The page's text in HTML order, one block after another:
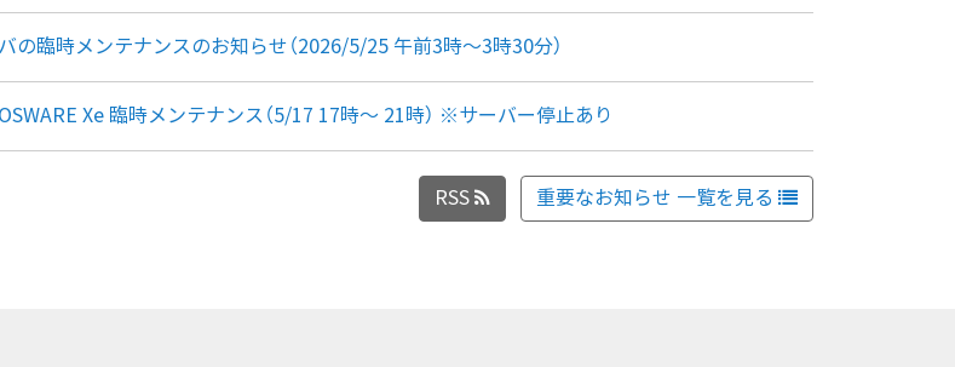
の臨時メンテナンスのお知らせ（2026/5/25 午前3時～3時30分）
Xe 臨時メンテナンス（5/17 17時～ 21時） ※サーバー停止あり
RSS 重要なお知らせ 一覧を見る